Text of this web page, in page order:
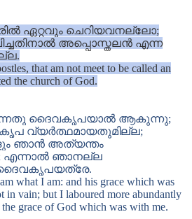
ഏറ്റവും ചെറിയവനല്ലോ;
അപ്പൊസ്തലൻ എന്ന
that am not meet to be called an
the church of God.
ദൈവകൃപയാൽ ആകുന്നു;
കൃപ വ്യർത്ഥമായതുമില്ല;
ഞാൻ അത്യന്തം
എന്നാൽ ഞാനല്ല
what I am: and his grace which was
in vain; but I laboured more abundantly
grace of God which was with me.